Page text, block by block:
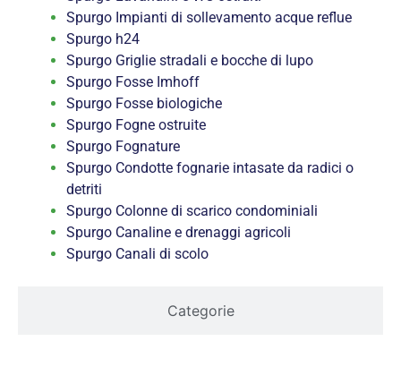
Categorie
Spurgo Impianti di sollevamento acque reflue
Spurgo h24
Spurgo Griglie stradali e bocche di lupo
Spurgo Fosse Imhoff
Spurgo Fosse biologiche
Spurgo Fogne ostruite
Spurgo Fognature
Spurgo Condotte fognarie intasate da radici o
detriti
Spurgo Colonne di scarico condominiali
Spurgo Canaline e drenaggi agricoli
Spurgo Canali di scolo